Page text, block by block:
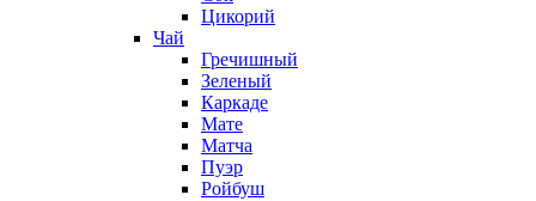
Цикорий
Чай
Гречишный
Зеленый
Каркаде
Мате
Матча
Пуэр
Ройбуш